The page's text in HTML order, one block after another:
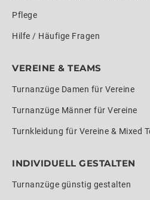
Pflege
Hilfe / Häufige Fragen
VEREINE & TEAMS
Turnanzüge Damen für Vereine
Turnanzüge Männer für Vereine
Turnkleidung für Vereine & Mixed
INDIVIDUELL GESTALTEN
Turnanzüge günstig gestalten